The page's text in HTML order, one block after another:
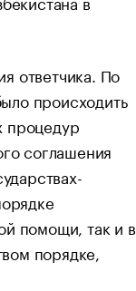
ответчика. По
происходить
процедур
соглашения
помощи, так и в
порядке,